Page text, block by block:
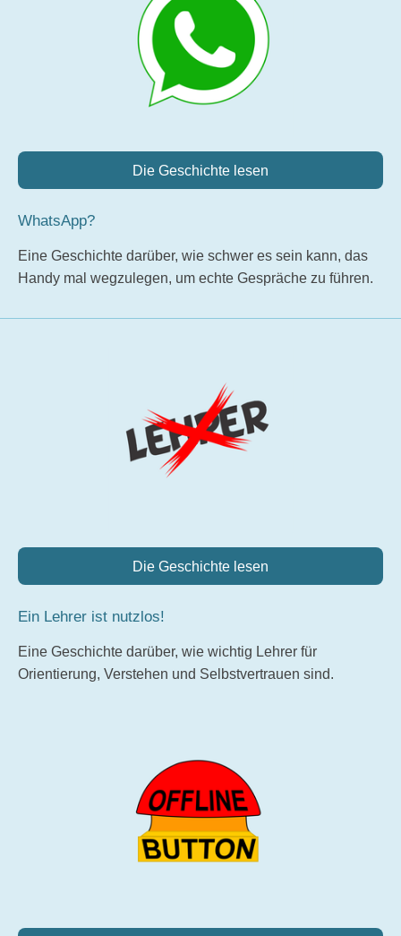
Die Geschichte lesen
WhatsApp?
Eine Geschichte darüber, wie schwer es sein kann, das
Handy mal wegzulegen, um echte Gespräche zu führen.
Die Geschichte lesen
Ein Lehrer ist nutzlos!
Eine Geschichte darüber, wie wichtig Lehrer für
Orientierung, Verstehen und Selbstvertrauen sind.